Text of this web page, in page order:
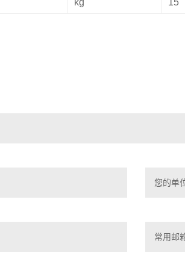
kg 15